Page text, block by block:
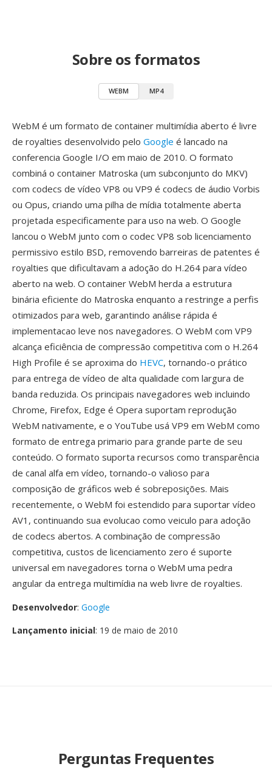
Sobre os formatos
WEBM MP4
WebM é um formato de container multimídia aberto é livre
de royalties desenvolvido pelo Google é lancado na
conferencia Google I/O em maio de 2010. O formato
combiná o container Matroska (um subconjunto do MKV)
com codecs de vídeo VP8 ou VP9 é codecs de áudio Vorbis
ou Opus, criando uma pilha de mídia totalmente aberta
projetada especificamente para uso na web. O Google
lancou o WebM junto com o codec VP8 sob licenciamento
permissivo estilo BSD, removendo barreiras de patentes é
royalties que dificultavam a adoção do H.264 para vídeo
aberto na web. O container WebM herda a estrutura
binária eficiente do Matroska enquanto a restringe a perfis
otimizados para web, garantindo análise rápida é
implementacao leve nos navegadores. O WebM com VP9
alcança eficiência de compressão competitiva com o H.264
High Profile é se aproxima do HEVC, tornando-o prático
para entrega de vídeo de alta qualidade com largura de
banda reduzida. Os principais navegadores web incluindo
Chrome, Firefox, Edge é Opera suportam reprodução
WebM nativamente, e o YouTube usá VP9 em WebM como
formato de entrega primario para grande parte de seu
conteúdo. O formato suporta recursos como transparência
de canal alfa em vídeo, tornando-o valioso para
composição de gráficos web é sobreposições. Mais
recentemente, o WebM foi estendido para suportar vídeo
AV1, continuando sua evolucao como veiculo para adoção
de codecs abertos. A combinação de compressão
competitiva, custos de licenciamento zero é suporte
universal em navegadores torna o WebM uma pedra
angular da entrega multimídia na web livre de royalties.
Desenvolvedor: Google
Lançamento inicial: 19 de maio de 2010
Perguntas Frequentes